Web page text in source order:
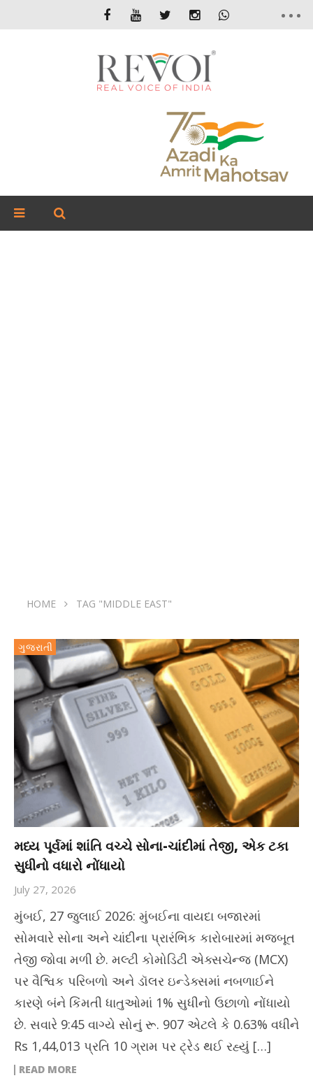
HOME TAG "MIDDLE EAST"
ગુજરાતી
મધ્ય પૂર્વમાં શાંતિ વચ્ચે સોના-ચાંદીમાં તેજી, એક ટકા
સુધીનો વધારો નોંધાયો
July 27, 2026
મુંબઈ, 27 જુલાઈ 2026: મુંબઈના વાયદા બજારમાં
સોમવારે સોના અને ચાંદીના પ્રારંભિક કારોબારમાં મજબૂત
તેજી જોવા મળી છે. મલ્ટી કોમોડિટી એક્સચેન્જ (MCX)
પર વૈશ્વિક પરિબળો અને ડૉલર ઇન્ડેક્સમાં નબળાઈને
કારણે બંને કિંમતી ધાતુઓમાં 1% સુધીનો ઉછાળો નોંધાયો
છે. સવારે 9:45 વાગ્યે સોનું રૂ. 907 એટલે કે 0.63% વધીને
Rs 1,44,013 પ્રતિ 10 ગ્રામ પર ટ્રેડ થઈ રહ્યું […]
READ MORE